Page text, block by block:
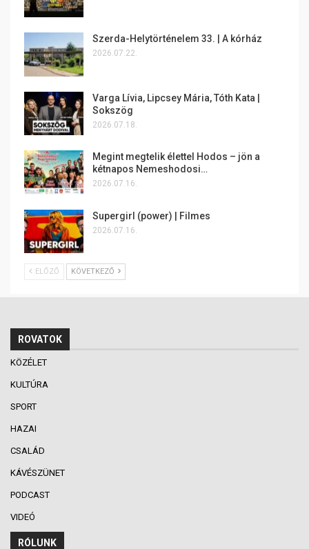
Szerda-Helytörténelem 33. | A kórház
2026.07.22.
Varga Lívia, Lipcsey Mária, Tóth Kata |
Sokszög
2026.07.18.
Megint megtelik élettel Hodos – jön a
kétnapos Nemeshodosi…
2026.07.16.
Supergirl (power) | Filmes
2026.07.16.
ELŐZŐ KÖVETKEZŐ
ROVATOK
KÖZÉLET
KULTÚRA
SPORT
HAZAI
CSALÁD
KÁVÉSZÜNET
PODCAST
VIDEÓ
RÓLUNK